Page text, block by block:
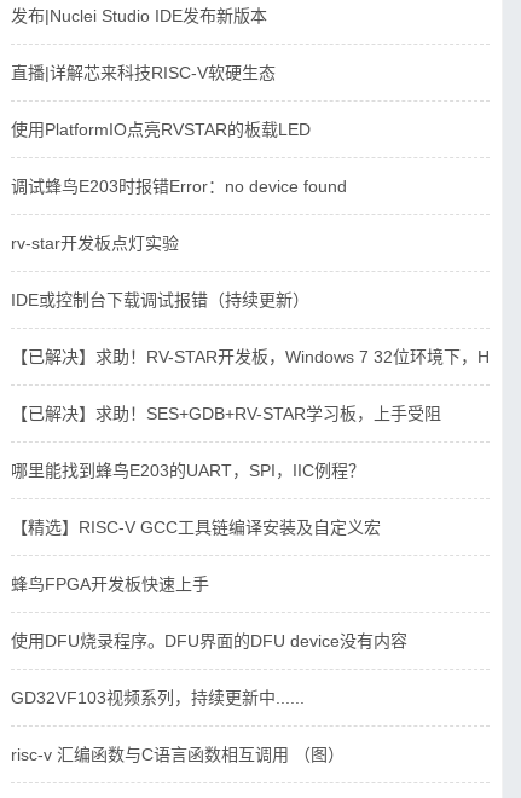
发布|Nuclei Studio IDE发布新版本
直播|详解芯来科技RISC-V软硬生态
使用PlatformIO点亮RVSTAR的板载LED
调试蜂鸟E203时报错Error：no device found
rv-star开发板点灯实验
IDE或控制台下载调试报错（持续更新）
【已解决】求助！RV-STAR开发板，Windows 7 32位环境下，
【已解决】求助！SES+GDB+RV-STAR学习板，上手受阻
哪里能找到蜂鸟E203的UART，SPI，IIC例程？
【精选】RISC-V GCC工具链编译安装及自定义宏
蜂鸟FPGA开发板快速上手
使用DFU烧录程序。DFU界面的DFU device没有内容
GD32VF103视频系列，持续更新中......
risc-v 汇编函数与C语言函数相互调用 （图）